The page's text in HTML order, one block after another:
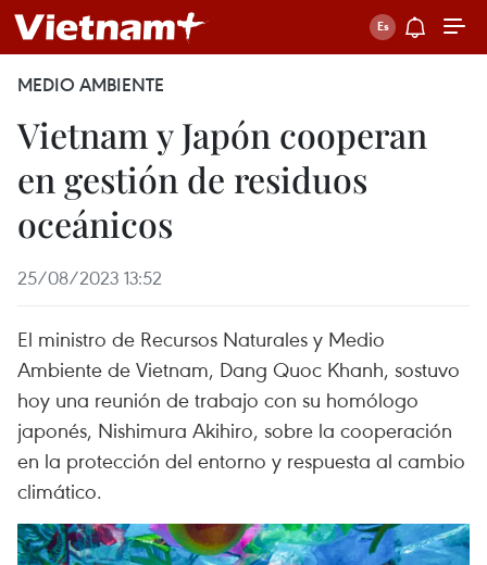
MEDIO AMBIENTE
Vietnam y Japón cooperan
en gestión de residuos
oceánicos
25/08/2023 13:52
El ministro de Recursos Naturales y Medio
Ambiente de Vietnam, Dang Quoc Khanh, sostuvo
hoy una reunión de trabajo con su homólogo
japonés, Nishimura Akihiro, sobre la cooperación
en la protección del entorno y respuesta al cambio
climático.